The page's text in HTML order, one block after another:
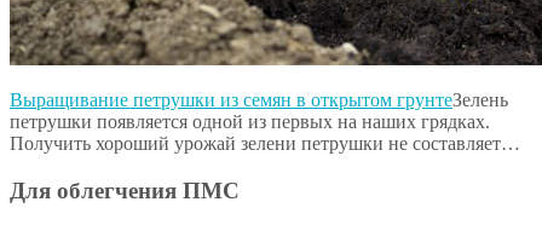
Выращивание петрушки из семян в открытом грунтеЗелень
петрушки появляется одной из первых на наших грядках.
Получить хороший урожай зелени петрушки не составляет…
Для облегчения ПМС